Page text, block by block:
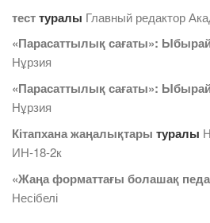
тесттуралы Главный редактор
«Парасаттылық сағаты»:
Нұрзия
«Парасаттылық сағаты»:
Нұрзия
Кітапхана жаңалықтары туралы
ИН-18-2к
«Жаңа форматтағы болашақ
Несібелі